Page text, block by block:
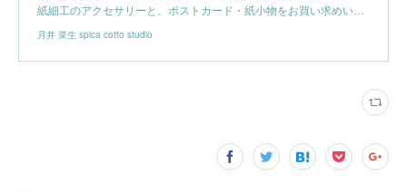
紙細工のアクセサリーと、ポストカード・紙小物をお買い求めい…
月井 菜生 spica cotto studio